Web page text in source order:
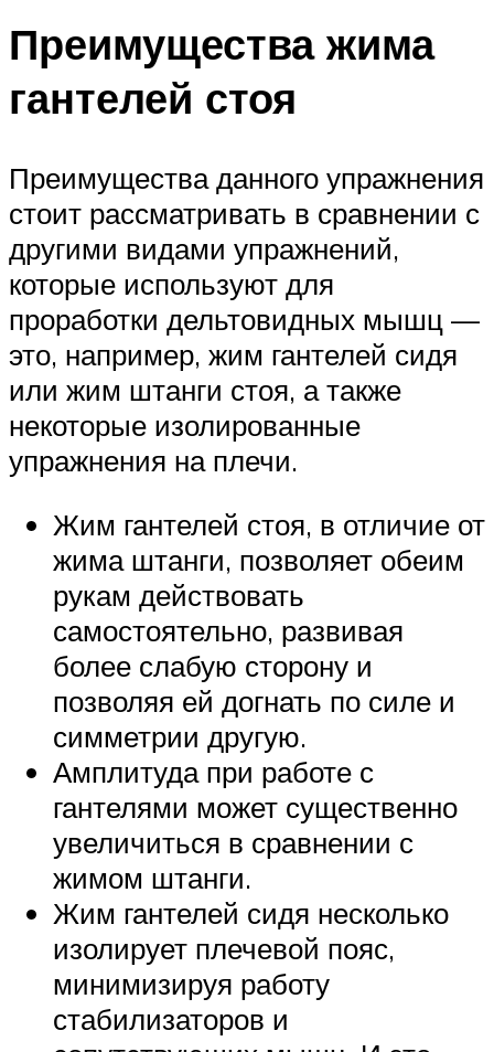
Преимущества жима
гантелей стоя
Преимущества данного упражнения
стоит рассматривать в сравнении с
другими видами упражнений,
которые используют для
проработки дельтовидных мышц —
это, например, жим гантелей сидя
или жим штанги стоя, а также
некоторые изолированные
упражнения на плечи.
Жим гантелей стоя, в отличие от
жима штанги, позволяет обеим
рукам действовать
самостоятельно, развивая
более слабую сторону и
позволяя ей догнать по силе и
симметрии другую.
Амплитуда при работе с
гантелями может существенно
увеличиться в сравнении с
жимом штанги.
Жим гантелей сидя несколько
изолирует плечевой пояс,
минимизируя работу
стабилизаторов и